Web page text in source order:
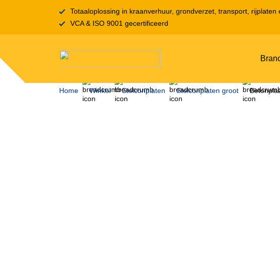
Totaaloplossing in kraanverhuur, grondverzet, transport, rijplaten
VCA & ISO 9001 gecertificeerd
Home Winkel Stelconplaten Stelconplaten groot